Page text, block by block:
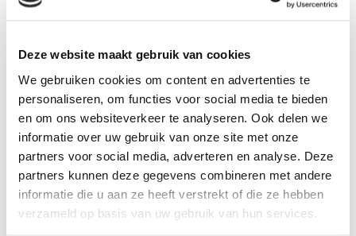
Deze website maakt gebruik van cookies
We gebruiken cookies om content en advertenties te
personaliseren, om functies voor social media te bieden
en om ons websiteverkeer te analyseren. Ook delen we
informatie over uw gebruik van onze site met onze
partners voor social media, adverteren en analyse. Deze
partners kunnen deze gegevens combineren met andere
informatie die u aan ze heeft verstrekt of die ze hebben
verzameld op basis van uw gebruik van hun services.
Durable
Durable Macramé
100 gram Brick
2239
Stevige 100% katoenen
garens, Bol met 100 gram
Creotime
Zeegras 500 gram
Beige 2.8 - 3 mm